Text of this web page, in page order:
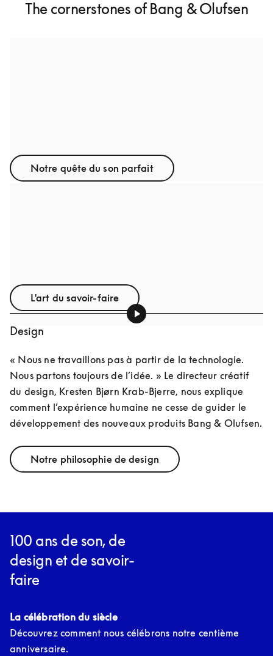
The cornerstones of Bang & Olufsen
Notre quête du son parfait
L'art du savoir-faire
Design
« Nous ne travaillons pas à partir de la technologie.
Nous partons toujours de l’idée. » Le directeur créatif
du design, Kresten Bjørn Krab-Bjerre, nous explique
comment l’expérience humaine ne cesse de guider le
développement des nouveaux produits Bang & Olufsen.
Notre philosophie de design
100 ans de son, de
design et de savoir-
faire
La célébration du siècle
Découvrez comment nous célébrons notre centième
anniversaire.